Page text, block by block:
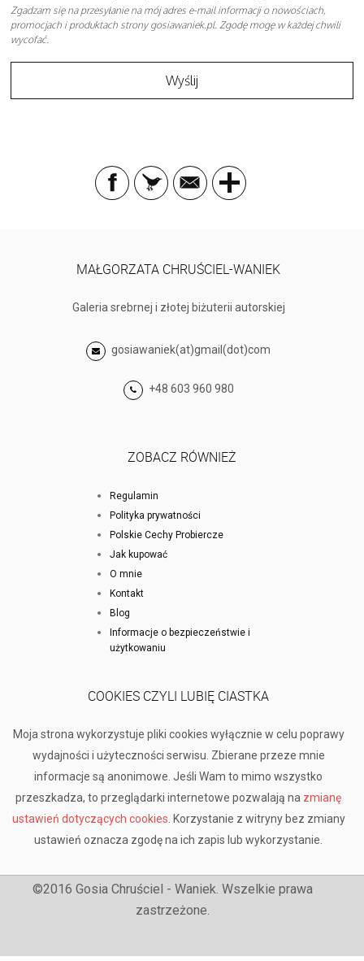
Zgadzam się na przesyłanie na mój adres e-mail informacji o nowościach,
promocjach i produktach strony gosiawaniek.pl. Zgodę mogę w każdej chwili
wycofać.
MAŁGORZATA CHRUŚCIEL-WANIEK
Galeria srebrnej i złotej biżuterii autorskiej
gosiawaniek(at)gmail(dot)com
+48 603 960 980
ZOBACZ RÓWNIEŻ
Regulamin
Polityka prywatności
Polskie Cechy Probiercze
Jak kupować
O mnie
Kontakt
Blog
Informacje o bezpieczeństwie i
użytkowaniu
COOKIES CZYLI LUBIĘ CIASTKA
Moja strona wykorzystuje pliki cookies wyłącznie w celu poprawy
wydajności i użyteczności serwisu. Zbierane przeze mnie
informacje są anonimowe. Jeśli Wam to mimo wszystko
przeszkadza, to przeglądarki internetowe pozwalają na zmianę
ustawień dotyczących cookies . Korzystanie z witryny bez zmiany
ustawień oznacza zgodę na ich zapis lub wykorzystanie.
©2016 Gosia Chruściel - Waniek. Wszelkie prawa
zastrzeżone.